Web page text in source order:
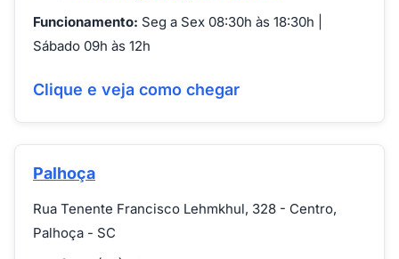
Funcionamento: Seg a Sex 08:30h às 18:30h |
Sábado 09h às 12h
Clique e veja como chegar
Palhoça
Rua Tenente Francisco Lehmkhul, 328 - Centro,
Palhoça - SC